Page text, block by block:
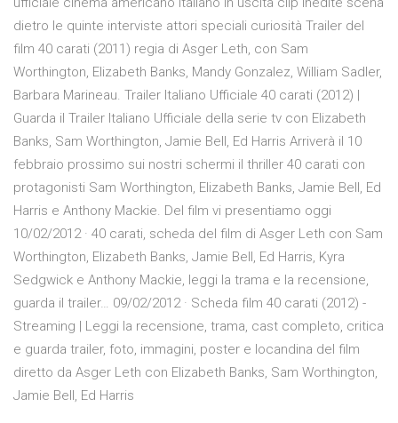
dietro le quinte interviste attori speciali curiosità Trailer del
film 40 carati (2011) regia di Asger Leth, con Sam
Worthington, Elizabeth Banks, Mandy Gonzalez, William Sadler,
Barbara Marineau. Trailer Italiano Ufficiale 40 carati (2012) |
Guarda il Trailer Italiano Ufficiale della serie tv con Elizabeth
Banks, Sam Worthington, Jamie Bell, Ed Harris Arriverà il 10
febbraio prossimo sui nostri schermi il thriller 40 carati con
protagonisti Sam Worthington, Elizabeth Banks, Jamie Bell, Ed
Harris e Anthony Mackie. Del film vi presentiamo oggi
10/02/2012 · 40 carati, scheda del film di Asger Leth con Sam
Worthington, Elizabeth Banks, Jamie Bell, Ed Harris, Kyra
Sedgwick e Anthony Mackie, leggi la trama e la recensione,
guarda il trailer… 09/02/2012 · Scheda film 40 carati (2012) -
Streaming | Leggi la recensione, trama, cast completo, critica
e guarda trailer, foto, immagini, poster e locandina del film
diretto da Asger Leth con Elizabeth Banks, Sam Worthington,
Jamie Bell, Ed Harris